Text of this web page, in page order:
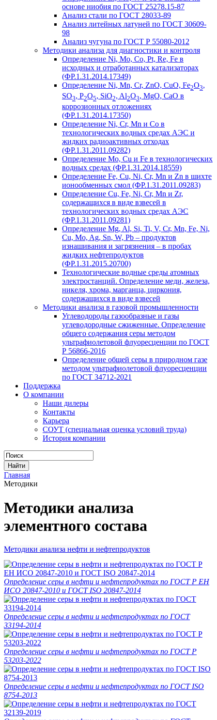
основе ниобия по ГОСТ 25278.15-87
Анализ стали по ГОСТ 28033-89
Анализ литейных латуней по ГОСТ 30609-
98
Анализ чугуна по ГОСТ Р 55080-2012
Методики анализа для диагностики и контроля
Определение Ni, Mo, Co, Pt, Re, Fe в
исходных и отработанных катализаторах
(ФР.1.31.2014.17349)
Определение Ni, Mn, Cr, ZnO, CuO, Fe2O3,
SO3, P2O5, SiO2, Al2O3, MgO, CaO в
коррозионных отложениях
(ФР.1.31.2014.17350)
Определение Ni, Cr, Mn и Co в
технологических водных средах АЭС и
жидких радиоактивных отходах
(ФР.1.31.2011.09282)
Определение Mo, Cu и Fe в технологических
водных средах (ФР.1.31.2014.18559)
Определение Fe, Cu, Ni, Cr, Mn и Zn в шихте
ионообменных смол (ФР.1.31.2011.09283)
Определение Cu, Fe, Ni, Cr, Mn и Zr,
содержащихся в виде взвесей в
технологических водных средах АЭС
(ФР.1.31.2011.09281)
Определение Mg, Al, Si, Ti, V, Cr, Mn, Fe, Ni,
Cu, Mo, Ag, Sn, W, Pb – продуктов
изнашивания и загрязнения – в пробах
жидких нефтепродуктов
(ФР.1.31.2015.20700)
Технологические водные среды атомных
электростанций. Определение меди, железа,
никеля, хрома, марганца, циркония,
содержащихся в виде взвесей
Методики анализа в газовой промышленности
Углеводороды газообразные и газы
углеводородные сжиженные. Определение
общего содержания серы методом
ультрафиолетовой флуоресценции по ГОСТ
Р 56866-2016
Определение общей серы в природном газе
методом ультрафиолетовой флуоресценции
по ГОСТ 34712-2021
Поддержка
О компании
Наши дилеры
Контакты
Карьера
СОУТ (специальная оценка условий труда)
История компании
Главная
Методики
Методики анализа
элементного состава
Методики анализа нефти и нефтепродуктов
Определение серы в нефти и нефтепродуктах по ГОСТ Р ЕН
ИСО 20847-2010 и ГОСТ ISO 20847-2014
Определение серы в нефти и нефтепродуктах по ГОСТ
33194-2014
Определение серы в нефти и нефтепродуктах по ГОСТ Р
53203-2022
Определение серы в нефти и нефтепродуктах по ГОСТ ISO
8754-2013